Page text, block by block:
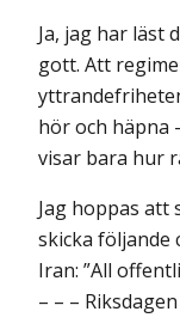
Ja, jag har läst
gott. Att
hör och häpna
visar bara hur
Jag hoppas att
skicka följande
Iran: ”All
– – –